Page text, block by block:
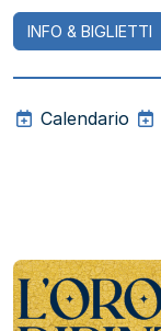
INFO & BIGLIETTI
Calendario